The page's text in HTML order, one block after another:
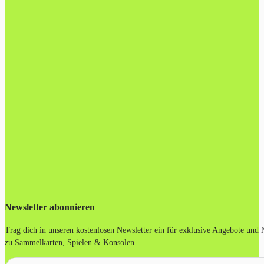
Newsletter abonnieren
Trag dich in unseren kostenlosen Newsletter ein für exklusive Angebote und
zu Sammelkarten, Spielen & Konsolen.